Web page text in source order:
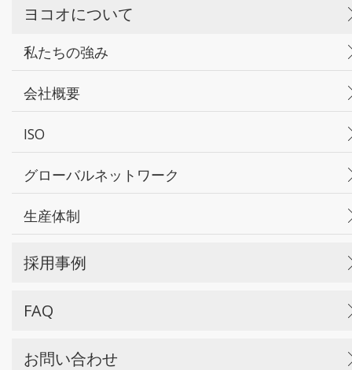
ヨコオについて
私たちの強み
会社概要
ISO
グローバルネットワーク
生産体制
採用事例
FAQ
お問い合わせ